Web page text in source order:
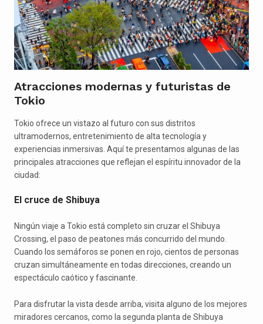
Atracciones modernas y futuristas de
Tokio
Tokio ofrece un vistazo al futuro con sus distritos
ultramodernos, entretenimiento de alta tecnología y
experiencias inmersivas. Aquí te presentamos algunas de las
principales atracciones que reflejan el espíritu innovador de la
ciudad:
El cruce de Shibuya
Ningún viaje a Tokio está completo sin cruzar el Shibuya
Crossing, el paso de peatones más concurrido del mundo.
Cuando los semáforos se ponen en rojo, cientos de personas
cruzan simultáneamente en todas direcciones, creando un
espectáculo caótico y fascinante.
Para disfrutar la vista desde arriba, visita alguno de los mejores
miradores cercanos, como la segunda planta de Shibuya